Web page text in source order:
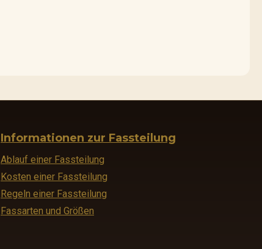
Informationen zur Fassteilung
Ablauf einer Fassteilung
Kosten einer Fassteilung
Regeln einer Fassteilung
Fassarten und Größen